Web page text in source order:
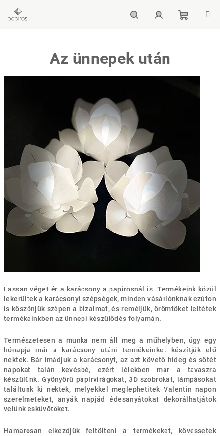
Az ünnepek után
Lassan véget ér a karácsony a papirosnál is. Termékeink közül
lekerültek a karácsonyi szépségek, minden vásárlónknak ezúton
is köszönjük szépen a bizalmat, és reméljük, örömtöket leltétek
termékeinkben az ünnepi készülődés folyamán.
Természetesen a munka nem áll meg a műhelyben, úgy egy
hónapja már a karácsony utáni termékeinket készítjük elő
nektek. Bár imádjuk a karácsonyt, az azt követő hideg és sötét
napokat talán kevésbé, ezért lélekben már a tavaszra
készülünk. Gyönyörű papírvirágokat, 3D szobrokat, lámpásokat
találtunk ki nektek, melyekkel meglephetitek Valentin napon
szerelmeteket, anyák napjád édesanyátokat dekorálhatjátok
velünk esküvőtöket.
Hamarosan elkezdjük feltölteni a termékeket, kövessetek